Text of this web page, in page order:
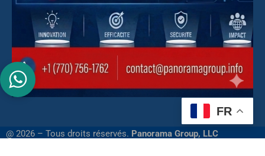
@ 2026 – Tous droits réservés. Panorama Group, LLC
FR